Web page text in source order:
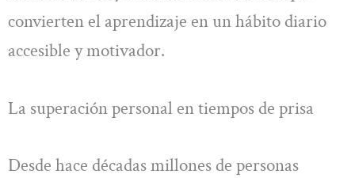
convierten el aprendizaje en un hábito diario
accesible y motivador.
La superación personal en tiempos de prisa
Desde hace décadas millones de personas